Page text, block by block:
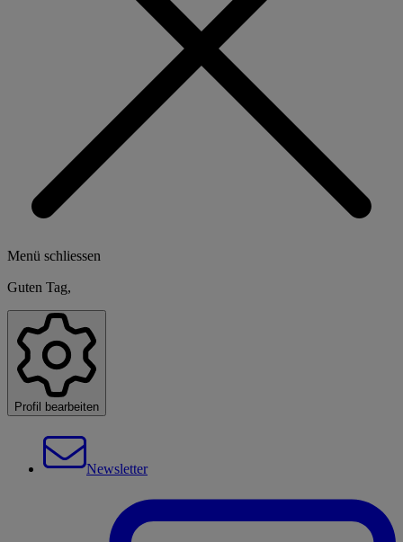
Menü schliessen
Guten Tag,
Profil bearbeiten
Newsletter